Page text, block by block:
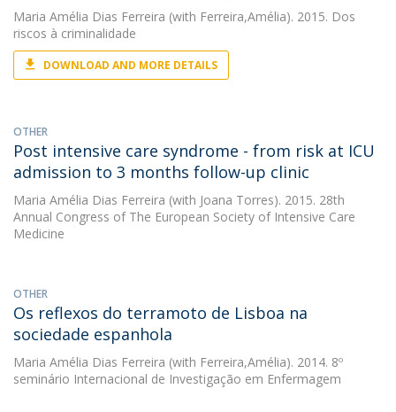
Maria Amélia Dias Ferreira (with Ferreira,Amélia). 2015. Dos
riscos à criminalidade
DOWNLOAD AND MORE DETAILS
OTHER
Post intensive care syndrome - from risk at ICU
admission to 3 months follow-up clinic
Maria Amélia Dias Ferreira (with Joana Torres). 2015. 28th
Annual Congress of The European Society of Intensive Care
Medicine
OTHER
Os reflexos do terramoto de Lisboa na
sociedade espanhola
Maria Amélia Dias Ferreira (with Ferreira,Amélia). 2014. 8º
seminário Internacional de Investigação em Enfermagem